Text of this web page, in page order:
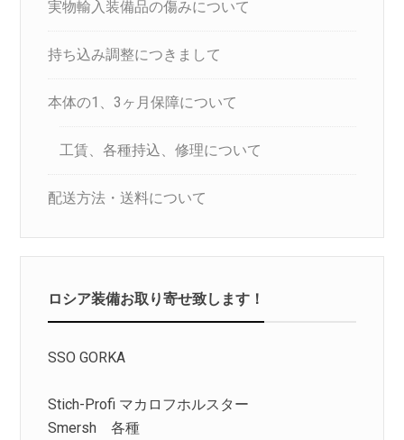
実物輸入装備品の傷みについて
持ち込み調整につきまして
本体の1、3ヶ月保障について
工賃、各種持込、修理について
配送方法・送料について
ロシア装備お取り寄せ致します！
SSO GORKA
Stich-Profi マカロフホルスター
Smersh 各種